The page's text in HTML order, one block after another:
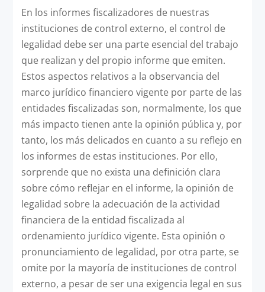
En los informes fiscalizadores de nuestras
instituciones de control externo, el control de
legalidad debe ser una parte esencial del trabajo
que realizan y del propio informe que emiten.
Estos aspectos relativos a la observancia del
marco jurídico financiero vigente por parte de las
entidades fiscalizadas son, normalmente, los que
más impacto tienen ante la opinión pública y, por
tanto, los más delicados en cuanto a su reflejo en
los informes de estas instituciones. Por ello,
sorprende que no exista una definición clara
sobre cómo reflejar en el informe, la opinión de
legalidad sobre la adecuación de la actividad
financiera de la entidad fiscalizada al
ordenamiento jurídico vigente. Esta opinión o
pronunciamiento de legalidad, por otra parte, se
omite por la mayoría de instituciones de control
externo, a pesar de ser una exigencia legal en sus